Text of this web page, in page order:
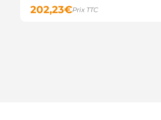
202,23€Prix TTC